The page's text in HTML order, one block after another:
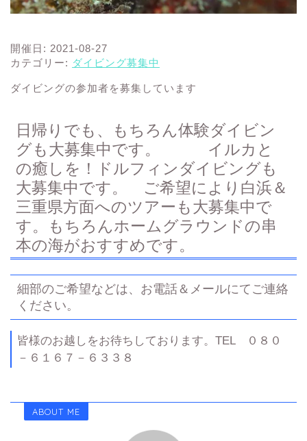
開催日: 2021-08-27
カテゴリー: ダイビング募集中
ダイビングの参加者を募集しています
日帰りでも、もちろん体験ダイビン
グも大募集中です。 イルカと
の癒しを！ドルフィンダイビングも
大募集中です。 ご希望により白浜＆
三重県方面へのツアーも大募集中で
す。もちろんホームグラウンドの串
本の海がおすすめです。
細部のご希望などは、お電話＆メールにてご連絡
ください。
皆様のお越しをお待ちしております。TEL ０８０
－６１６７－６３３８
ABOUT ME